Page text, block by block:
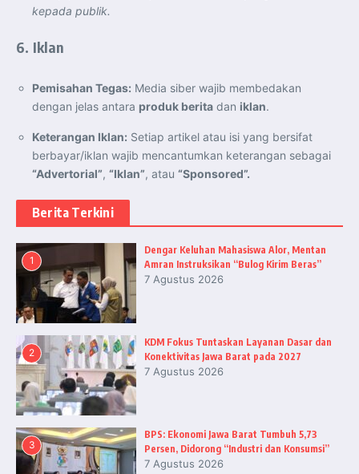
kepada publik.
6. Iklan
Pemisahan Tegas: Media siber wajib membedakan
dengan jelas antara produk berita dan iklan.
Keterangan Iklan: Setiap artikel atau isi yang bersifat
berbayar/iklan wajib mencantumkan keterangan sebagai
“Advertorial”, “Iklan”, atau “Sponsored”.
Berita Terkini
1
Dengar Keluhan Mahasiswa Alor, Mentan
Amran Instruksikan “Bulog Kirim Beras”
7 Agustus 2026
2
KDM Fokus Tuntaskan Layanan Dasar dan
Konektivitas Jawa Barat pada 2027
7 Agustus 2026
3
BPS: Ekonomi Jawa Barat Tumbuh 5,73
Persen, Didorong “Industri dan Konsumsi”
7 Agustus 2026